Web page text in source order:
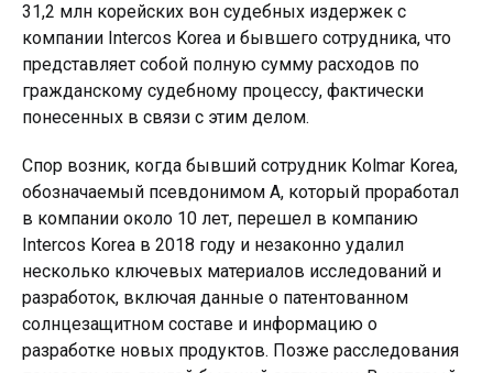
31,2 млн корейских вон судебных издержек с
компании Intercos Korea и бывшего сотрудника, что
представляет собой полную сумму расходов по
гражданскому судебному процессу, фактически
понесенных в связи с этим делом.
Спор возник, когда бывший сотрудник Kolmar Korea,
обозначаемый псевдонимом A, который проработал
в компании около 10 лет, перешел в компанию
Intercos Korea в 2018 году и незаконно удалил
несколько ключевых материалов исследований и
разработок, включая данные о патентованном
солнцезащитном составе и информацию о
разработке новых продуктов. Позже расследования